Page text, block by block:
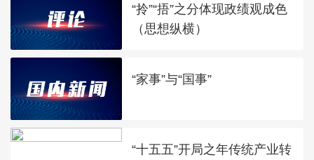
“拎”“捂”之分体现政绩观成色
（思想纵横）
“家事”与“国事”
“十五五”开局之年传统产业转